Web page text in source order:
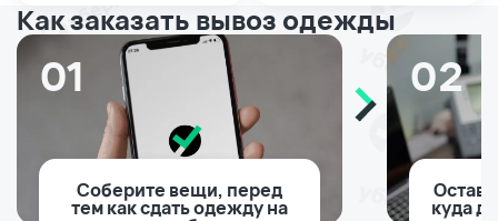
Как заказать вывоз одежды
01
Соберите вещи, перед
тем как сдать одежду на
02
куда